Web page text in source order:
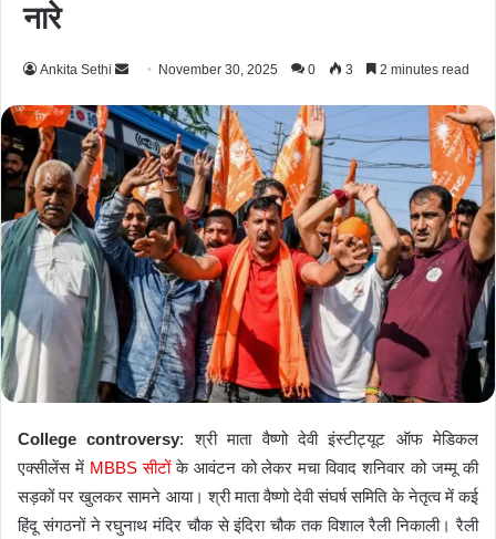
नारे
Ankita Sethi
n
d
a
n
e
m
a
l
November 30, 2025 0 3 2 minutes read
College controversy: श्री माता वैष्णो देवी इंस्टीट्यूट ऑफ मेडिकल
एक्सीलेंस में MBBS सीटोंके आवंटन को लेकर मचा विवाद शनिवार को जम्मू की
सड़कों पर खुलकर सामने आया। श्री माता वैष्णो देवी संघर्ष समिति के नेतृत्व में कई
हिंदू संगठनों ने रघुनाथ मंदिर चौक से इंदिरा चौक तक विशाल रैली निकाली। रैली